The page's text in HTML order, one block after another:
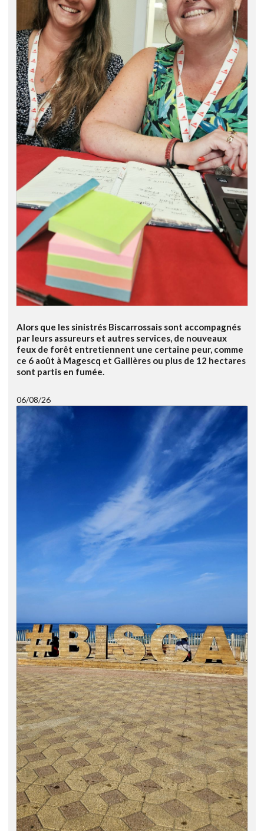
Alors que les sinistrés Biscarrossais sont accompagnés
par leurs assureurs et autres services, de nouveaux
feux de forêt entretiennent une certaine peur, comme
ce 6 août à Magescq et Gaillères ou plus de 12 hectares
sont partis en fumée.
06/08/26